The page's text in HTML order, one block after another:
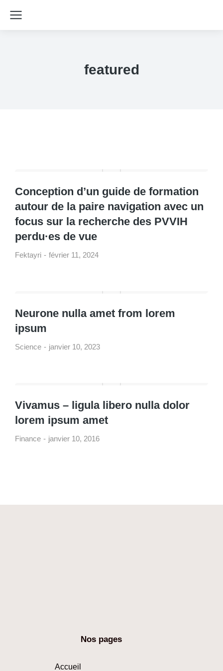
featured
Conception d’un guide de formation
autour de la paire navigation avec un
focus sur la recherche des PVVIH
perdu·es de vue
Fektayri février 11, 2024
Neurone nulla amet from lorem
ipsum
Science janvier 10, 2023
Vivamus – ligula libero nulla dolor
lorem ipsum amet
Finance janvier 10, 2016
Nos pages
Accueil